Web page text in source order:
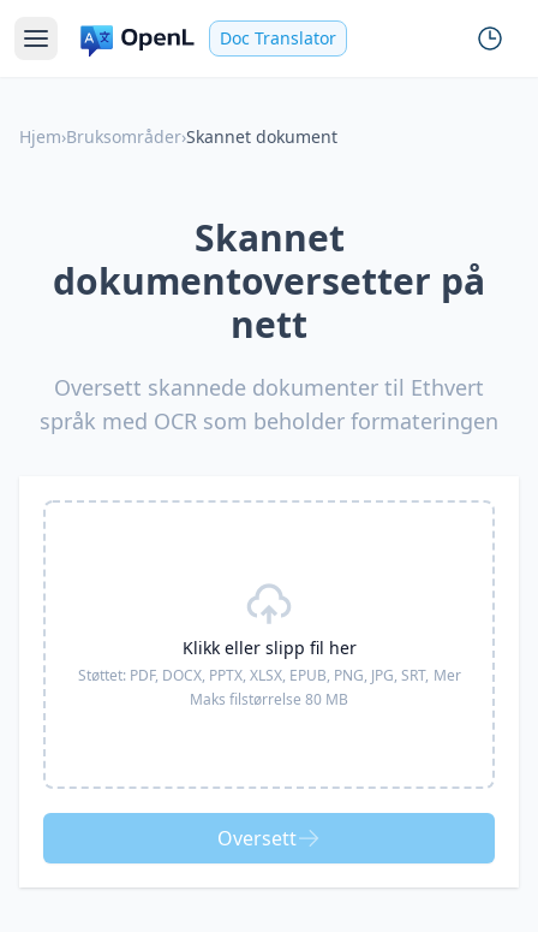
Doc Translator
Hjem›Bruksområder›Skannet dokument
Skannet
dokumentoversetter på
nett
Oversett skannede dokumenter til Ethvert
språk med OCR som beholder formateringen
Klikk eller slipp fil her
Støttet: PDF, DOCX, PPTX, XLSX, EPUB, PNG, JPG, SRT, Mer
Maks filstørrelse 80 MB
Oversett